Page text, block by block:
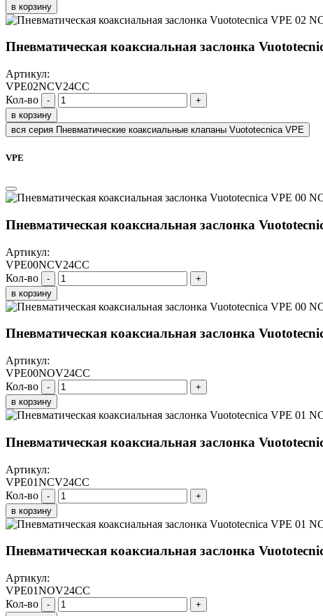
в корзину
Пневматическая коаксиальная заслонка
Артикул:
VPE02NCV24CC
Кол-во
-
+
в корзину
вся серия Пневматические коаксиальные клапаны Vuototecnica VPE
VPE
Пневматическая коаксиальная заслонка
Артикул:
VPE00NCV24CC
Кол-во
-
+
в корзину
Пневматическая коаксиальная заслонка
Артикул:
VPE00NOV24CC
Кол-во
-
+
в корзину
Пневматическая коаксиальная заслонка
Артикул:
VPE01NCV24CC
Кол-во
-
+
в корзину
Пневматическая коаксиальная заслонка
Артикул:
VPE01NOV24CC
Кол-во
-
+